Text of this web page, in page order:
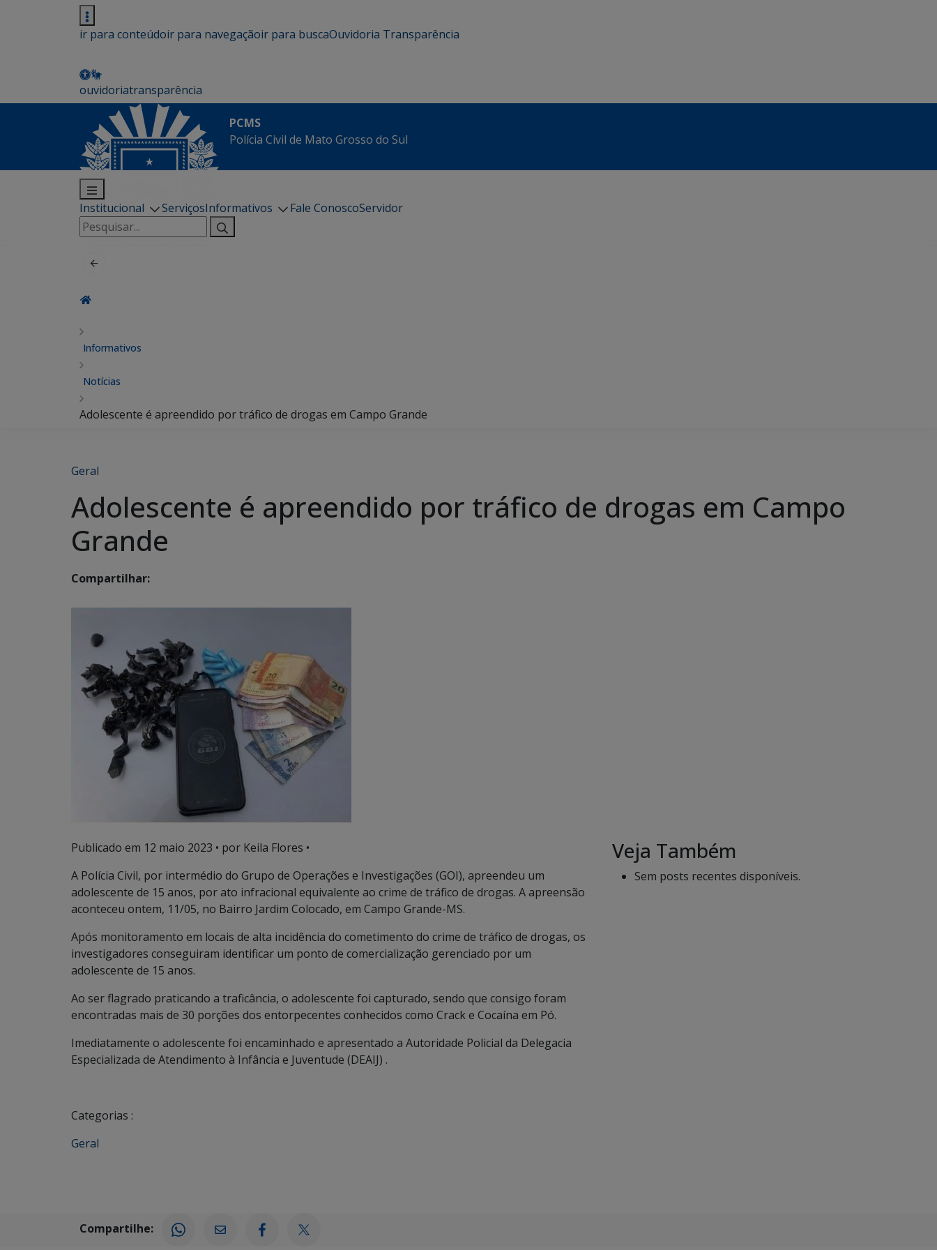
ir para conteúdoir para navegaçãoir para buscaOuvidoria Transparência
ouvidoriatransparência
PCMS
Polícia Civil de Mato Grosso do Sul
Institucional ServiçosInformativos Fale ConoscoServidor
Pesquisar
por:
Informativos
Notícias
Adolescente é apreendido por tráfico de drogas em Campo Grande
Geral
Adolescente é apreendido por tráfico de drogas em Campo
Grande
Compartilhar:
Publicado em 12 maio 2023 • por Keila Flores •
A Polícia Civil, por intermédio do Grupo de Operações e Investigações (GOI), apreendeu um
adolescente de 15 anos, por ato infracional equivalente ao crime de tráfico de drogas. A apreensão
aconteceu ontem, 11/05, no Bairro Jardim Colocado, em Campo Grande-MS.
Após monitoramento em locais de alta incidência do cometimento do crime de tráfico de drogas, os
investigadores conseguiram identificar um ponto de comercialização gerenciado por um
adolescente de 15 anos.
Ao ser flagrado praticando a traficância, o adolescente foi capturado, sendo que consigo foram
encontradas mais de 30 porções dos entorpecentes conhecidos como Crack e Cocaína em Pó.
Imediatamente o adolescente foi encaminhado e apresentado a Autoridade Policial da Delegacia
Especializada de Atendimento à Infância e Juventude (DEAIJ) .
Categorias :
Geral
Veja Também
Sem posts recentes disponíveis.
Compartilhe: